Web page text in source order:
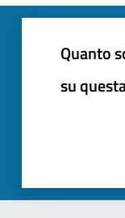
Quanto
su